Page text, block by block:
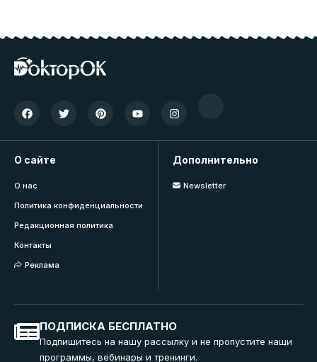
О сайте
О нас
Политика конфиденциальности
Редакционная политика
Контакты
Реклама
Дополнительно
Newsletter
ПОДПИСКА БЕСПЛАТНО
Подпишитесь на нашу рассылку и не пропустите наши
программы, вебинары и тренинги.